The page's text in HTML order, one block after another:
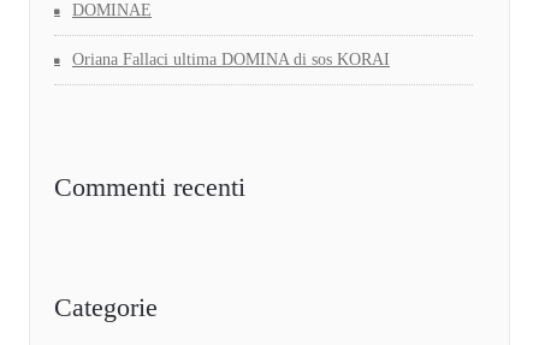
DOMINAE
Oriana Fallaci ultima DOMINA di sos KORAI
Commenti recenti
Categorie